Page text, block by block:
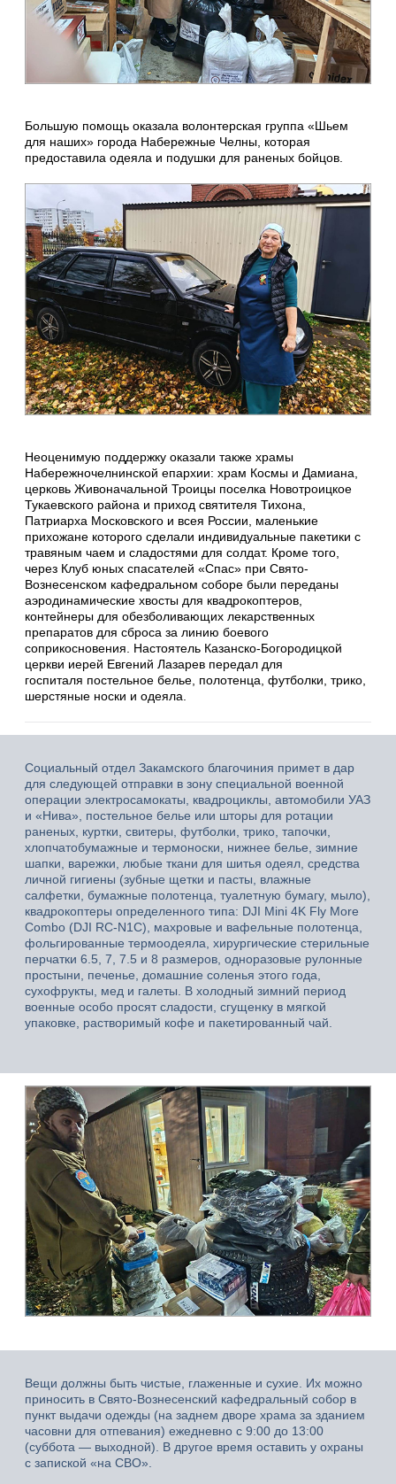
Большую помощь оказала волонтерская группа «Шьем
для наших» города Набережные Челны, которая
предоставила одеяла и подушки для раненых бойцов.
Неоценимую поддержку оказали также храмы
Набережночелнинской епархии: храм Космы и Дамиана,
церковь Живоначальной Троицы поселка Новотроицкое
Тукаевского района и приход святителя Тихона,
Патриарха Московского и всея России, маленькие
прихожане которого сделали индивидуальные пакетики с
травяным чаем и сладостями для солдат. Кроме того,
через Клуб юных спасателей «Спас» при Свято-
Вознесенском кафедральном соборе были переданы
аэродинамические хвосты для квадрокоптеров,
контейнеры для обезболивающих лекарственных
препаратов для сброса за линию боевого
соприкосновения. Настоятель Казанско-Богородицкой
церкви иерей Евгений Лазарев передал для
госпиталя постельное белье, полотенца, футболки, трико,
шерстяные носки и одеяла.
Социальный отдел Закамского благочиния примет в дар
для следующей отправки в зону специальной военной
операции электросамокаты, квадроциклы, автомобили УАЗ
и «Нива», постельное белье или шторы для ротации
раненых, куртки, свитеры, футболки, трико, тапочки,
хлопчатобумажные и термоноски, нижнее белье, зимние
шапки, варежки, любые ткани для шитья одеял, средства
личной гигиены (зубные щетки и пасты, влажные
салфетки, бумажные полотенца, туалетную бумагу, мыло),
квадрокоптеры определенного типа: DJI Mini 4K Fly More
Combo (DJI RC-N1C), махровые и вафельные полотенца,
фольгированные термоодеяла, хирургические стерильные
перчатки 6.5, 7, 7.5 и 8 размеров, одноразовые рулонные
простыни, печенье, домашние соленья этого года,
сухофрукты, мед и галеты. В холодный зимний период
военные особо просят сладости, сгущенку в мягкой
упаковке, растворимый кофе и пакетированный чай.
Вещи должны быть чистые, глаженные и сухие. Их можно
приносить в Свято-Вознесенский кафедральный собор в
пункт выдачи одежды (на заднем дворе храма за зданием
часовни для отпевания) ежедневно с 9:00 до 13:00
(суббота — выходной). В другое время оставить у охраны
с запиской «на СВО».